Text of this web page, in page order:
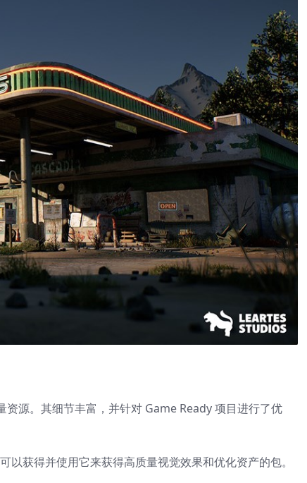
资源。其细节丰富，并针对 Game Ready 项目进行了优
获得并使用它来获得高质量视觉效果和优化资产的包。